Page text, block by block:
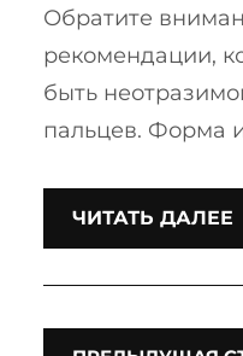
Обратите
рекомендации,
быть
пальцев. Форма
ЧИТАТЬ ДАЛЕЕ